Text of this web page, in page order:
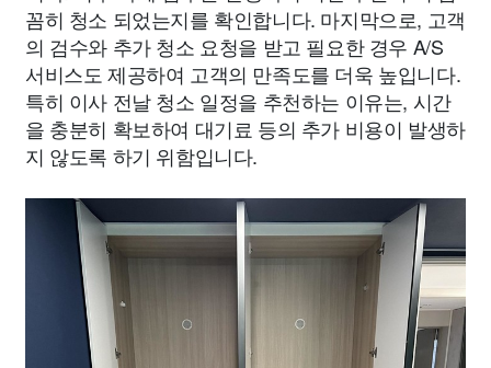
꼼히 청소 되었는지를 확인합니다. 마지막으로, 고객
의 검수와 추가 청소 요청을 받고 필요한 경우 A/S
서비스도 제공하여 고객의 만족도를 더욱 높입니다.
특히 이사 전날 청소 일정을 추천하는 이유는, 시간
을 충분히 확보하여 대기료 등의 추가 비용이 발생하
지 않도록 하기 위함입니다.